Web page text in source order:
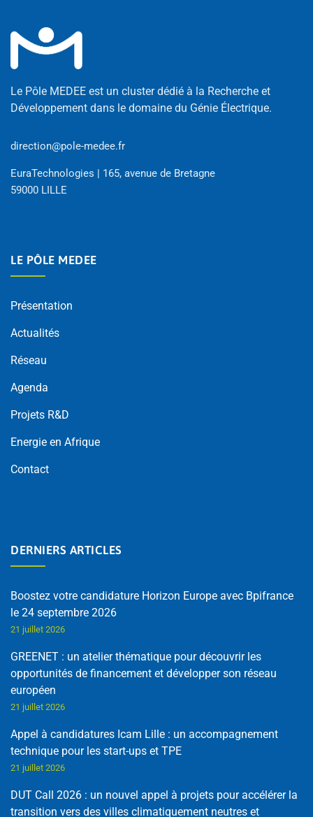
Le Pôle MEDEE est un cluster dédié à la Recherche et
Développement dans le domaine du Génie Électrique.
direction@pole-medee.fr
EuraTechnologies | 165, avenue de Bretagne
59000 LILLE
LE PÔLE MEDEE
Présentation
Actualités
Réseau
Agenda
Projets R&D
Energie en Afrique
Contact
DERNIERS ARTICLES
Boostez votre candidature Horizon Europe avec Bpifrance
le 24 septembre 2026
21 juillet 2026
GREENET : un atelier thématique pour découvrir les
opportunités de financement et développer son réseau
européen
21 juillet 2026
Appel à candidatures Icam Lille : un accompagnement
technique pour les start-ups et TPE
21 juillet 2026
DUT Call 2026 : un nouvel appel à projets pour accélérer la
transition vers des villes climatiquement neutres et